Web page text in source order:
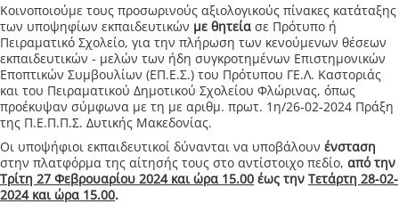
Κοινοποιούμε τους προσωρινούς αξιολογικούς πίνακες κατάταξης
των υποψηφίων εκπαιδευτικών με θητεία σε Πρότυπο ή
Πειραματικό Σχολείο, για την πλήρωση των κενούμενων θέσεων
εκπαιδευτικών - μελών των ήδη συγκροτημένων Επιστημονικών
Εποπτικών Συμβουλίων (ΕΠ.Ε.Σ.) του Πρότυπου ΓΕ.Λ. Καστοριάς
και του Πειραματικού Δημοτικού Σχολείου Φλώρινας, όπως
προέκυψαν σύμφωνα με τη με αριθμ. πρωτ. 1η/26-02-2024 Πράξη
της Π.Ε.Π.Π.Σ. Δυτικής Μακεδονίας.
Οι υποψήφιοι εκπαιδευτικοί δύνανται να υποβάλουν ένσταση
στην πλατφόρμα της αίτησής τους στο αντίστοιχο πεδίο, από την
Τρίτη 27 Φεβρουαρίου 2024 και ώρα 15.00 έως την Τετάρτη 28-02-
2024 και ώρα 15.00.